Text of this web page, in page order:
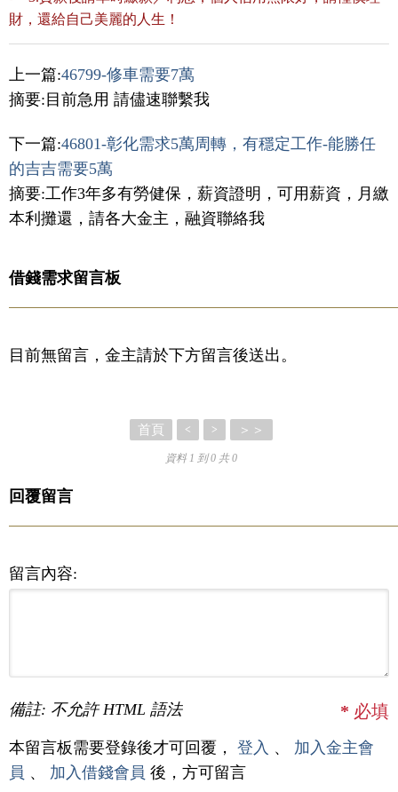
財，還給自己美麗的人生！
上一篇:46799-修車需要7萬
摘要:目前急用 請儘速聯繫我
下一篇:46801-彰化需求5萬周轉，有穩定工作-能勝任
的吉吉需要5萬
摘要:工作3年多有勞健保，薪資證明，可用薪資，月繳
本利攤還，請各大金主，融資聯絡我
借錢需求留言板
目前無留言，金主請於下方留言後送出。
首頁 < > ＞＞
資料 1 到 0 共 0
回覆留言
留言內容:
備註: 不允許 HTML 語法 * 必填
本留言板需要登錄後才可回覆， 登入 、 加入金主會
員 、 加入借錢會員 後，方可留言